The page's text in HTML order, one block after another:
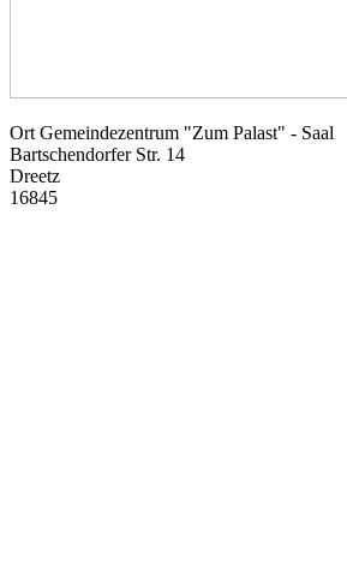
Ort Gemeindezentrum "Zum Palast" - Saal
Bartschendorfer Str. 14
Dreetz
16845